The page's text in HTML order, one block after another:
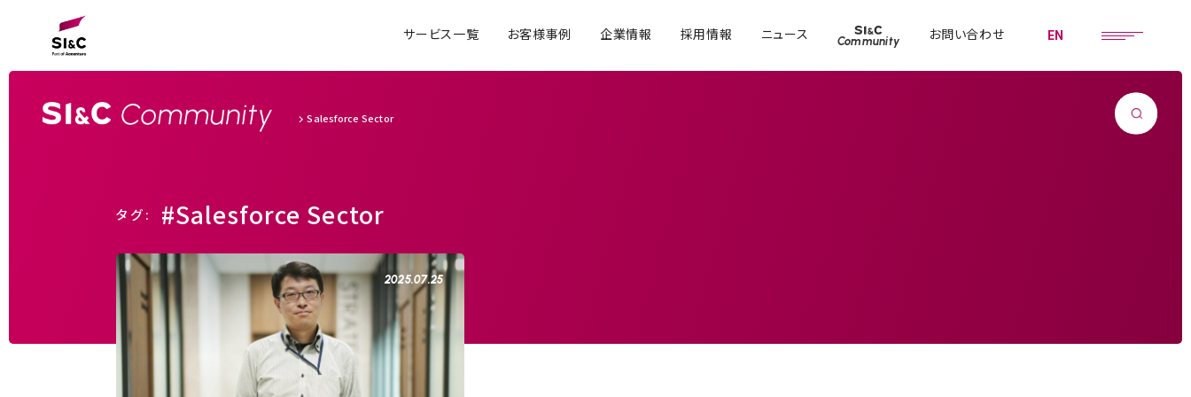
サービス一覧 お客様事例 企業情報 採用情報 ニュース Community お問い合わせ EN
Salesforce Sector
タグ: #Salesforce Sector
2025.07.25